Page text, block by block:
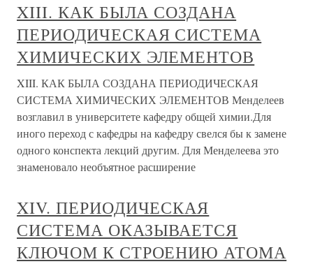
XIII. КАК БЫЛА СОЗДАНА
ПЕРИОДИЧЕСКАЯ СИСТЕМА
ХИМИЧЕСКИХ ЭЛЕМЕНТОВ
XIII. КАК БЫЛА СОЗДАНА ПЕРИОДИЧЕСКАЯ
СИСТЕМА ХИМИЧЕСКИХ ЭЛЕМЕНТОВ Менделеев
возглавил в университете кафедру общей химии.Для
иного переход с кафедры на кафедру свелся бы к замене
одного конспекта лекций другим. Для Менделеева это
знаменовало необъятное расширение
XIV. ПЕРИОДИЧЕСКАЯ
СИСТЕМА ОКАЗЫВАЕТСЯ
КЛЮЧОМ К СТРОЕНИЮ АТОМА